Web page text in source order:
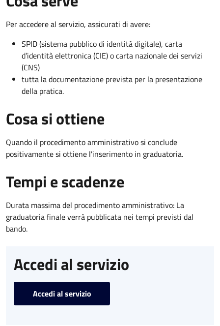
Per accedere al servizio, assicurati di avere:
SPID (sistema pubblico di identità digitale), carta
d’identità elettronica (CIE) o carta nazionale dei servizi
(CNS)
tutta la documentazione prevista per la presentazione
della pratica.
Cosa si ottiene
Quando il procedimento amministrativo si conclude
positivamente si ottiene l'inserimento in graduatoria.
Tempi e scadenze
Durata massima del procedimento amministrativo: La
graduatoria finale verrà pubblicata nei tempi previsti dal
bando.
Accedi al servizio
Accedi al servizio